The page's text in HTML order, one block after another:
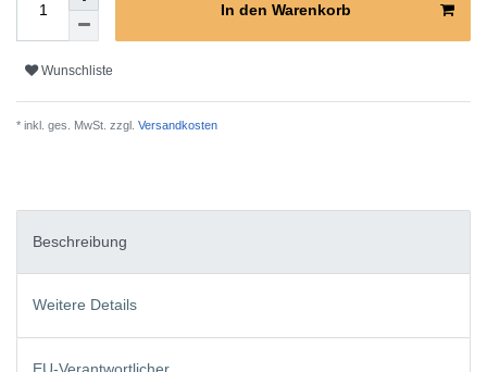
In den Warenkorb
Wunschliste
* inkl. ges. MwSt. zzgl. Versandkosten
Beschreibung
Weitere Details
EU-Verantwortlicher